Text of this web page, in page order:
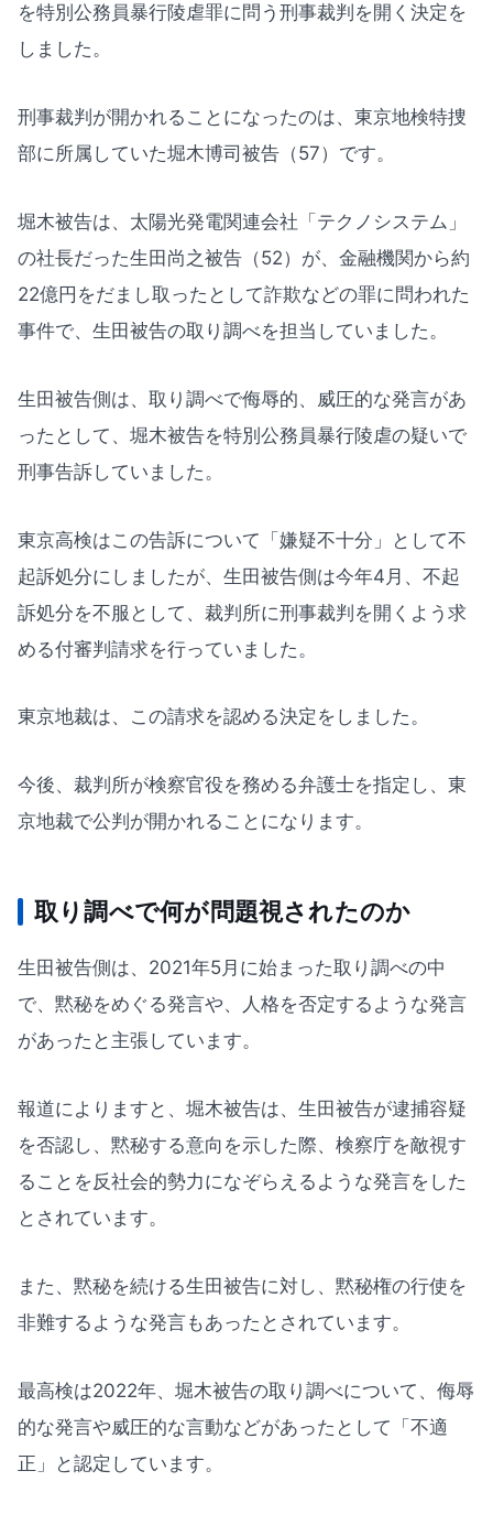
を特別公務員暴行陵虐罪に問う刑事裁判を開く決定を
しました。
刑事裁判が開かれることになったのは、東京地検特捜
部に所属していた堀木博司被告（57）です。
堀木被告は、太陽光発電関連会社「テクノシステム」
の社長だった生田尚之被告（52）が、金融機関から約
22億円をだまし取ったとして詐欺などの罪に問われた
事件で、生田被告の取り調べを担当していました。
生田被告側は、取り調べで侮辱的、威圧的な発言があ
ったとして、堀木被告を特別公務員暴行陵虐の疑いで
刑事告訴していました。
東京高検はこの告訴について「嫌疑不十分」として不
起訴処分にしましたが、生田被告側は今年4月、不起
訴処分を不服として、裁判所に刑事裁判を開くよう求
める付審判請求を行っていました。
東京地裁は、この請求を認める決定をしました。
今後、裁判所が検察官役を務める弁護士を指定し、東
京地裁で公判が開かれることになります。
取り調べで何が問題視されたのか
生田被告側は、2021年5月に始まった取り調べの中
で、黙秘をめぐる発言や、人格を否定するような発言
があったと主張しています。
報道によりますと、堀木被告は、生田被告が逮捕容疑
を否認し、黙秘する意向を示した際、検察庁を敵視す
ることを反社会的勢力になぞらえるような発言をした
とされています。
また、黙秘を続ける生田被告に対し、黙秘権の行使を
非難するような発言もあったとされています。
最高検は2022年、堀木被告の取り調べについて、侮辱
的な発言や威圧的な言動などがあったとして「不適
正」と認定しています。